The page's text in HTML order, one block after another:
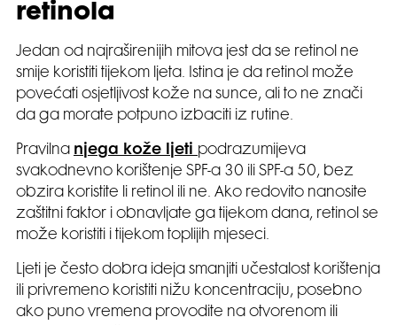
retinola
Jedan od najraširenijih mitova jest da se retinol ne
smije koristiti tijekom ljeta. Istina je da retinol može
povećati osjetljivost kože na sunce, ali to ne znači
da ga morate potpuno izbaciti iz rutine.
Pravilna njega kože ljeti podrazumijeva
svakodnevno korištenje SPF-a 30 ili SPF-a 50, bez
obzira koristite li retinol ili ne. Ako redovito nanosite
zaštitni faktor i obnavljate ga tijekom dana, retinol se
može koristiti i tijekom toplijih mjeseci.
Ljeti je često dobra ideja smanjiti učestalost korištenja
ili privremeno koristiti nižu koncentraciju, posebno
ako puno vremena provodite na otvorenom ili